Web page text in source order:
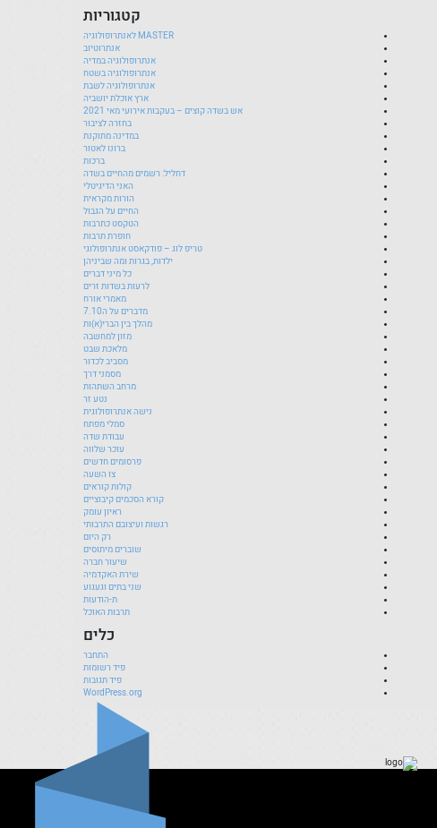
קטגוריות
MASTER לאנתרופולוגיה
אנתרוטיוב
אנתרופולוגיה במדיה
אנתרופולוגיה בשטח
אנתרופולוגיה לשבת
ארץ אוכלת יושביה
אש בשדה קוצים – בעקבות אירועי מאי 2021
בחזרה לציבור
במדינה מתוקנת
ברונו לאטור
ברכות
דחליל: רשמים מהחיים בשדה
האני הדיגיטלי
הורות מקראית
החיים על הגבול
הטקסט כתרבות
חופרת תרבות
טריפ לוג – פודקאסט אנתרופולוגי
ילדות, בגרות ומה שביניהן
כל מיני דברים
לרעות בשדות זרים
מאמרי אורח
מדברים על ה7.10
מהלך בין הברי(א)ות
מזון למחשבה
מלאכת שבט
מסביב לכדור
מסמני דרך
מרחב השתהות
נטע זר
נישה אנתרופולוגית
סמלי מפתח
עבודת שדה
עוכר שלווה
פרסומים חדשים
צו השעה
קולות קוראים
קורא הסכמים קיבוציים
ראיון עומק
רגשות ועיצובם התרבותי
רק היום
שוברים מיתוסים
שיעור חברה
שירת האקדמיה
שני בתים וגעגוע
ת-הודעות
תרבות האוכל
כלים
התחבר
פיד רשומות
פיד תגובות
WordPress.org